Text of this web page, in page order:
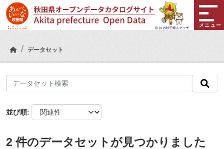
Skip to main content
メニュー
データセット
並び順
2 件のデータセットが見つかりました